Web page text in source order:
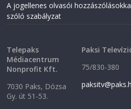
A jogellenes olvasói
szóló szabályzat
Telepaks
Médiacentrum
Nonprofit Kft.
7030 Paks, Dózsa
Gy. út 51-53.
Paksi
75/830-380